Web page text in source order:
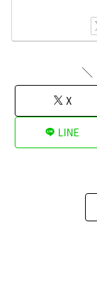
＼
X
LINE